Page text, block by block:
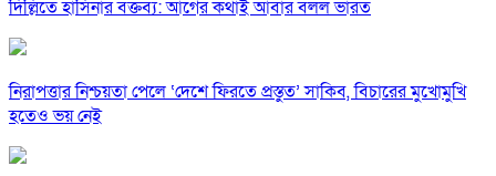
দিল্লিতে হাসিনার বক্তব্য: আগের কথাই আবার বলল ভারত
নিরাপত্তার নিশ্চয়তা পেলে ‘দেশে ফিরতে প্রস্তুত’ সাকিব, বিচারের মুখোমুখি
হতেও ভয় নেই